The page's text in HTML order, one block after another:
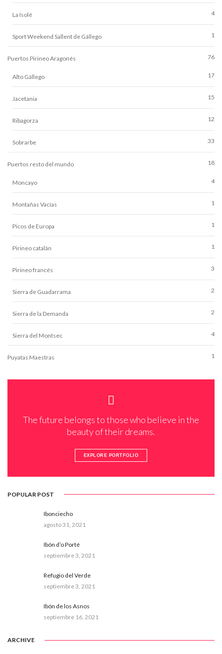
La Isolé 4
Sport Weekend Sallent de Gállego 1
Puertos Pirineo Aragonés 76
Alto Gállego 17
Jacetania 15
Ribagorza 12
Sobrarbe 33
Puertos resto del mundo 18
Moncayo 4
Montañas Vacías 1
Picos de Europa 1
Pirineo catalán 1
Pirineo francés 3
Sierra de Guadarrama 2
Sierra de la Demanda 2
Sierra del Montsec 4
Puyatas Maestras 1
The future belongs to those who believe in the
beauty of their dreams.
EXPLORE PORTFOLIO
POPULAR POST
Ibonciecho
agosto 31, 2021
Ibón d’o Porté
septiembre 3, 2021
Refugio del Verde
septiembre 3, 2021
Ibón de los Asnos
septiembre 16, 2021
ARCHIVE